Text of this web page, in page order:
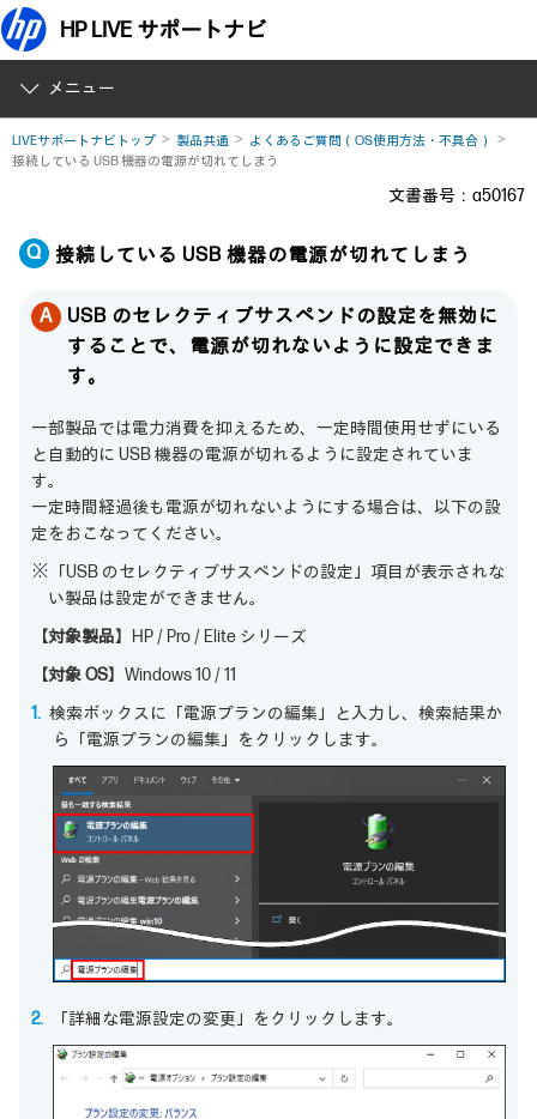
HP LIVE サポートナビ
メニュー
LIVEサポートナビトップ 製品共通
よくあるご質問（OS使用方法・不具合）
接続している USB 機器の電源が切れてしまう
文書番号：a50167
接続している USB 機器の電源が切れてしまう
USB のセレクティブサスペンドの設定を無効に
することで、電源が切れないように設定できま
す。
一部製品では電力消費を抑えるため、一定時間使用せずにいる
と自動的に USB 機器の電源が切れるように設定されていま
す。
一定時間経過後も電源が切れないようにする場合は、以下の設
定をおこなってください。
※「USB のセレクティブサスペンドの設定」項目が表示されな
い製品は設定ができません。
【対象製品】
HP / Pro / Elite シリーズ
【対象 OS】 Windows 10 / 11
検索ボックスに「電源プランの編集」と入力し、検索結果か
ら「電源プランの編集」をクリックします。
「詳細な電源設定の変更」をクリックします。